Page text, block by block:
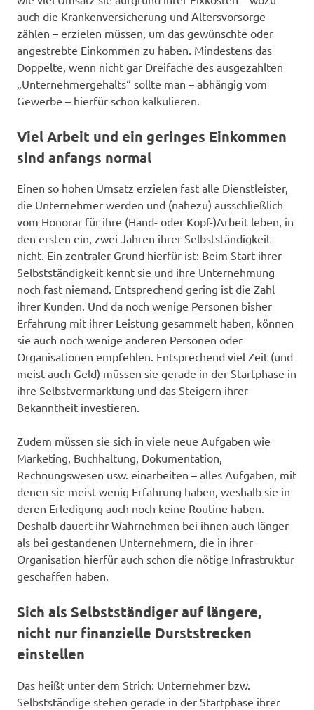
auch die Krankenversicherung und Altersvorsorge
zählen – erzielen müssen, um das gewünschte oder
angestrebte Einkommen zu haben. Mindestens das
Doppelte, wenn nicht gar Dreifache des ausgezahlten
„Unternehmergehalts“ sollte man – abhängig vom
Gewerbe – hierfür schon kalkulieren.
Viel Arbeit und ein geringes Einkommen
sind anfangs normal
Einen so hohen Umsatz erzielen fast alle Dienstleister,
die Unternehmer werden und (nahezu) ausschließlich
vom Honorar für ihre (Hand- oder Kopf-)Arbeit leben, in
den ersten ein, zwei Jahren ihrer Selbstständigkeit
nicht. Ein zentraler Grund hierfür ist: Beim Start ihrer
Selbstständigkeit kennt sie und ihre Unternehmung
noch fast niemand. Entsprechend gering ist die Zahl
ihrer Kunden. Und da noch wenige Personen bisher
Erfahrung mit ihrer Leistung gesammelt haben, können
sie auch noch wenige anderen Personen oder
Organisationen empfehlen. Entsprechend viel Zeit (und
meist auch Geld) müssen sie gerade in der Startphase in
ihre Selbstvermarktung und das Steigern ihrer
Bekanntheit investieren.
Zudem müssen sie sich in viele neue Aufgaben wie
Marketing, Buchhaltung, Dokumentation,
Rechnungswesen usw. einarbeiten – alles Aufgaben, mit
denen sie meist wenig Erfahrung haben, weshalb sie in
deren Erledigung auch noch keine Routine haben.
Deshalb dauert ihr Wahrnehmen bei ihnen auch länger
als bei gestandenen Unternehmern, die in ihrer
Organisation hierfür auch schon die nötige Infrastruktur
geschaffen haben.
Sich als Selbstständiger auf längere,
nicht nur finanzielle Durststrecken
einstellen
Das heißt unter dem Strich: Unternehmer bzw.
Selbstständige stehen gerade in der Startphase ihrer